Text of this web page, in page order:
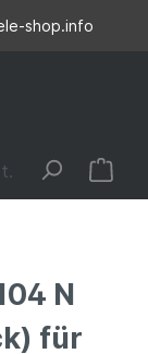
shop.info
N
für